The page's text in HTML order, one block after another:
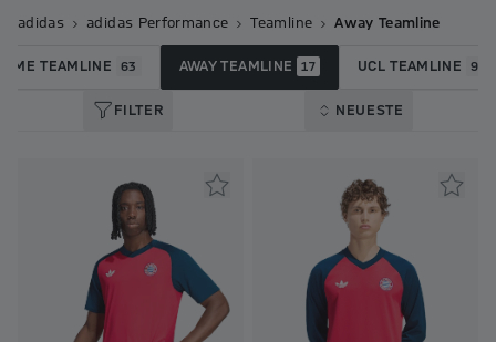
adidas adidas Performance Teamline Away Teamline
TEAMLINE 63 AWAY TEAMLINE 17 UCL TEAMLINE 9
FILTER NEUESTE